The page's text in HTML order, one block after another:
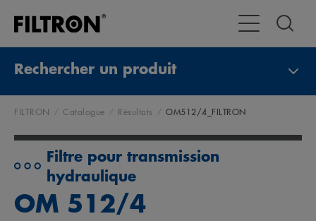
Toggle
Rechercher un produit
FILTRON Catalogue Résultats OM512/4_FILTRON
Filtre pour transmission
hydraulique
OM 512/4